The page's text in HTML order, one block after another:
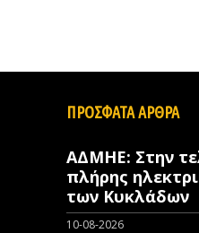
ΠΡΟΣΦΑΤΑ ΑΡΘΡΑ
ΑΔΜΗΕ: Στην
πλήρης
των Κυκλάδων
10-08-2026